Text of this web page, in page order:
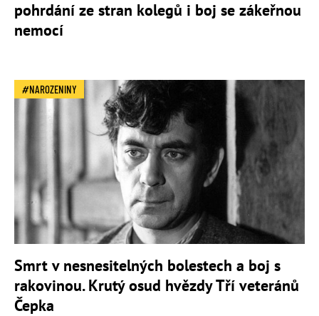
pohrdání ze stran kolegů i boj se zákeřnou
nemocí
NAROZENINY
Smrt v nesnesitelných bolestech a boj s
rakovinou. Krutý osud hvězdy Tří veteránů
Čepka